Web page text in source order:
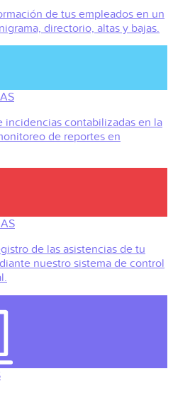
de tus empleados en un
directorio, altas y bajas.
incidencias contabilizadas en la
de reportes en
de las asistencias de tu
nuestro sistema de control